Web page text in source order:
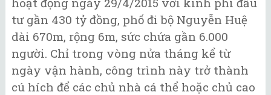
tư gần 430 tỷ đồng, phố đi bộ Nguyễn Huệ
dài 670m, rộng 6m, sức chứa gần 6.000
người. Chỉ trong vòng nửa tháng kể từ
ngày vận hành, công trình này trở thành
cú hích để các chủ nhà cá thể hoặc chủ cao